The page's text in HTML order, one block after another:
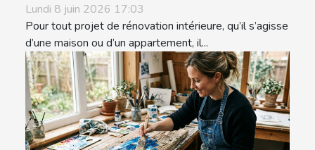
Lundi 8 juin 2026 17:03
Pour tout projet de rénovation intérieure, qu’il s’agisse
d’une maison ou d’un appartement, il...